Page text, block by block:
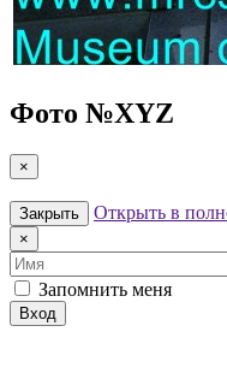
Фото №XYZ
×
Закрыть Открыть в
×
Имя
Запомнить меня
Вход